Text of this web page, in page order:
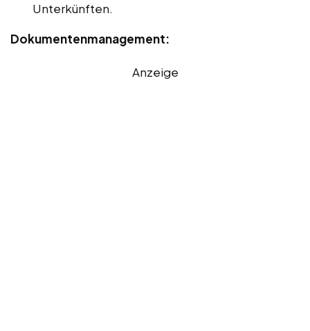
Unterkünften.
Dokumentenmanagement:
Anzeige